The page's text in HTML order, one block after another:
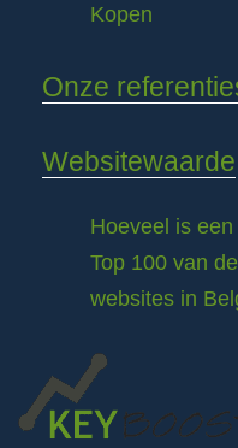
Kopen
Onze
Websitewaarde
Hoeveel is
Top 100 van
websites in